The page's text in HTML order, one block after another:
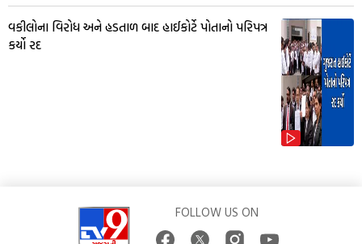
વકીલોના વિરોધ અને હડતાળ બાદ હાઈકોર્ટે પોતાનો પરિપત્ર
કર્યો રદ
FOLLOW US ON